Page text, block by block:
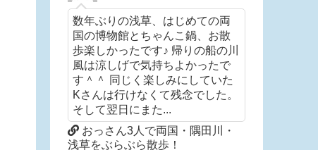
数年ぶりの浅草、はじめての両
国の博物館とちゃんこ鍋、お散
歩楽しかったです♪ 帰りの船の川
風は涼しげで気持ちよかったで
す＾＾ 同じく楽しみにしていた
Kさんは行けなくて残念でした。
そして翌日にまた...
おっさん3人で両国・隅田川・
浅草をぶらぶら散歩！